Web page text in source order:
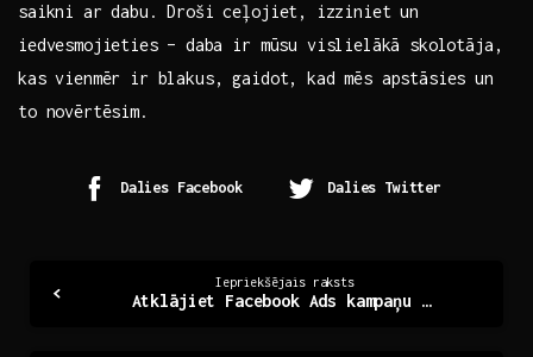
saikni ar dabu. Droši ceļojiet,⁣ izziniet un
iedvesmojieties – ⁣daba ir mūsu vislielākā skolotāja,
kas‍ vienmēr ir blakus, gaidot, ‍kad‌ mēs apstāsies ‌un
‍to novērtēsim.
Dalies Facebook Dalies Twitter
Iepriekšējais raksts
Atklājiet Facebook Ads kampaņu noslēpumus efektīvai mārketingam